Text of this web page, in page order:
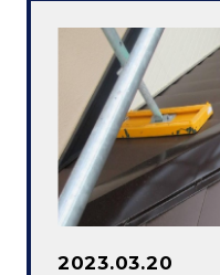
2023.03.20